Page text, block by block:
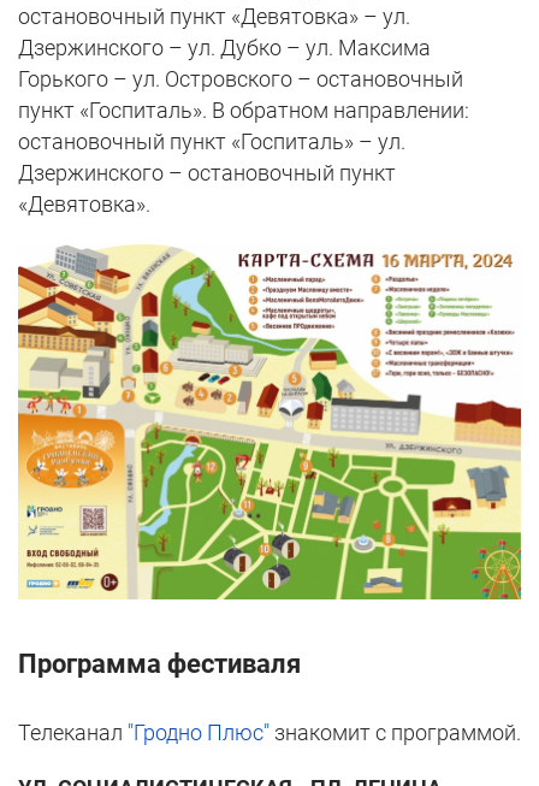
остановочный пункт «Девятовка» – ул.
Дзержинского – ул. Дубко – ул. Максима
Горького – ул. Островского – остановочный
пункт «Госпиталь». В обратном направлении:
остановочный пункт «Госпиталь» – ул.
Дзержинского – остановочный пункт
«Девятовка».
Программа фестиваля
Телеканал "Гродно Плюс" знакомит с программой.